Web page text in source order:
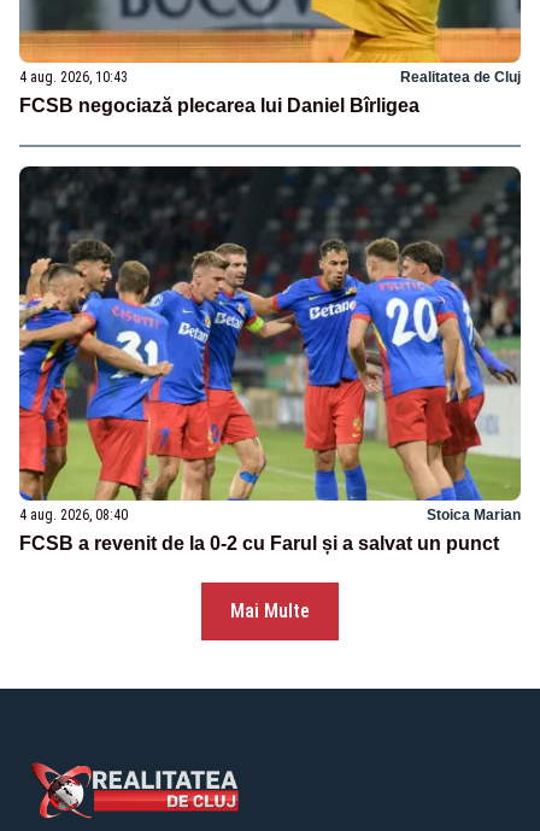
4 aug. 2026, 10:43 Realitatea de Cluj
FCSB negociază plecarea lui Daniel Bîrligea
4 aug. 2026, 08:40 Stoica Marian
FCSB a revenit de la 0-2 cu Farul și a salvat un punct
Mai Multe